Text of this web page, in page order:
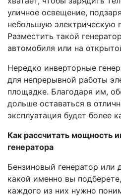
уличное освещение,
небольшую электрическую
Разместить такой
автомобиля или на
Нередко инверторные
для непрерывной работы
площадке. Благодаря им,
дольше оставаться в
эксплуатация будет более
Как рассчитать мощность
генератора
Бензиновый генератор
какой именно вы
каждого из них нужно